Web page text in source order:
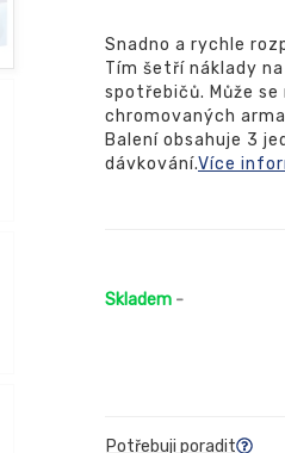
Snadno a rychle
Tím šetří náklady
spotřebičů. Může
chromovaných
Balení obsahuje 3
dávkování.Více
Skladem -
Potřebuji poradit